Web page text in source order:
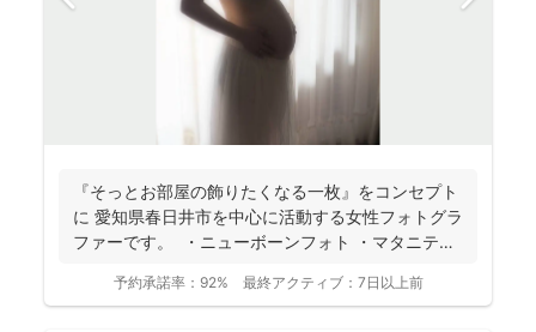
『そっとお部屋の飾りたくなる一枚』をコンセプト
に 愛知県春日井市を中心に活動する女性フォトグラ
ファーです。 ・ニューボーンフォト ・マタニティ
予約承諾率： 92% 最終アクティブ： 7日以上前